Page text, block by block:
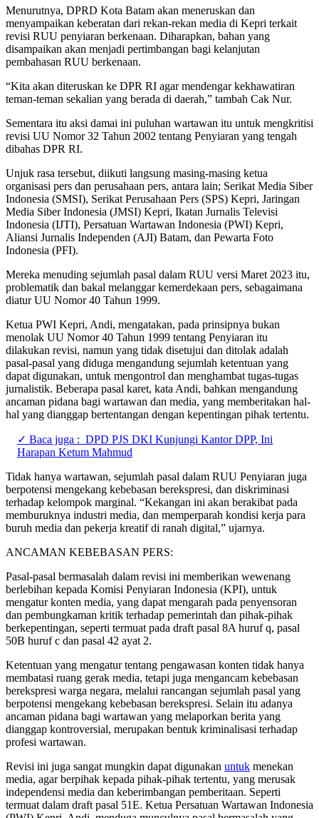
Menurutnya, DPRD Kota Batam akan meneruskan dan
menyampaikan keberatan dari rekan-rekan media di Kepri terkait
revisi RUU penyiaran berkenaan. Diharapkan, bahan yang
disampaikan akan menjadi pertimbangan bagi kelanjutan
pembahasan RUU berkenaan.
“Kita akan diteruskan ke DPR RI agar mendengar kekhawatiran
teman-teman sekalian yang berada di daerah,” tambah Cak Nur.
Sementara itu aksi damai ini puluhan wartawan itu untuk mengkritisi
revisi UU Nomor 32 Tahun 2002 tentang Penyiaran yang tengah
dibahas DPR RI.
Unjuk rasa tersebut, diikuti langsung masing-masing ketua
organisasi pers dan perusahaan pers, antara lain; Serikat Media Siber
Indonesia (SMSI), Serikat Perusahaan Pers (SPS) Kepri, Jaringan
Media Siber Indonesia (JMSI) Kepri, Ikatan Jurnalis Televisi
Indonesia (IJTI), Persatuan Wartawan Indonesia (PWI) Kepri,
Aliansi Jurnalis Independen (AJI) Batam, dan Pewarta Foto
Indonesia (PFI).
Mereka menuding sejumlah pasal dalam RUU versi Maret 2023 itu,
problematik dan bakal melanggar kemerdekaan pers, sebagaimana
diatur UU Nomor 40 Tahun 1999.
Ketua PWI Kepri, Andi, mengatakan, pada prinsipnya bukan
menolak UU Nomor 40 Tahun 1999 tentang Penyiaran itu
dilakukan revisi, namun yang tidak disetujui dan ditolak adalah
pasal-pasal yang diduga mengandung sejumlah ketentuan yang
dapat digunakan, untuk mengontrol dan menghambat tugas-tugas
jurnalistik. Beberapa pasal karet, kata Andi, bahkan mengandung
ancaman pidana bagi wartawan dan media, yang memberitakan hal-
hal yang dianggap bertentangan dengan kepentingan pihak tertentu.
✓ Baca juga : DPD PJS DKI Kunjungi Kantor DPP, Ini
Harapan Ketum Mahmud
Tidak hanya wartawan, sejumlah pasal dalam RUU Penyiaran juga
berpotensi mengekang kebebasan berekspresi, dan diskriminasi
terhadap kelompok marginal. “Kekangan ini akan berakibat pada
memburuknya industri media, dan memperparah kondisi kerja para
buruh media dan pekerja kreatif di ranah digital,” ujarnya.
ANCAMAN KEBEBASAN PERS:
Pasal-pasal bermasalah dalam revisi ini memberikan wewenang
berlebihan kepada Komisi Penyiaran Indonesia (KPI), untuk
mengatur konten media, yang dapat mengarah pada penyensoran
dan pembungkaman kritik terhadap pemerintah dan pihak-pihak
berkepentingan, seperti termuat pada draft pasal 8A huruf q, pasal
50B huruf c dan pasal 42 ayat 2.
Ketentuan yang mengatur tentang pengawasan konten tidak hanya
membatasi ruang gerak media, tetapi juga mengancam kebebasan
berekspresi warga negara, melalui rancangan sejumlah pasal yang
berpotensi mengekang kebebasan berekspresi. Selain itu adanya
ancaman pidana bagi wartawan yang melaporkan berita yang
dianggap kontroversial, merupakan bentuk kriminalisasi terhadap
profesi wartawan.
Revisi ini juga sangat mungkin dapat digunakan untuk menekan
media, agar berpihak kepada pihak-pihak tertentu, yang merusak
independensi media dan keberimbangan pemberitaan. Seperti
termuat dalam draft pasal 51E. Ketua Persatuan Wartawan Indonesia